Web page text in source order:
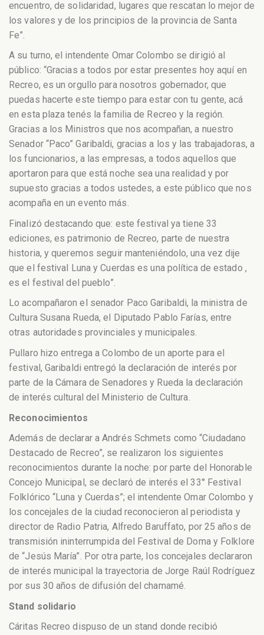
encuentro, de solidaridad, lugares que rescatan lo mejor de
los valores y de los principios de la provincia de Santa
Fe”.
A su turno, el intendente Omar Colombo se dirigió al
público: “Gracias a todos por estar presentes hoy aquí en
Recreo, es un orgullo para nosotros gobernador, que
puedas hacerte este tiempo para estar con tu gente, acá
en esta plaza tenés la familia de Recreo y la región.
Gracias a los Ministros que nos acompañan, a nuestro
Senador “Paco” Garibaldi, gracias a los y las trabajadoras, a
los funcionarios, a las empresas, a todos aquellos que
aportaron para que está noche sea una realidad y por
supuesto gracias a todos ustedes, a este público que nos
acompaña en un evento más.
Finalizó destacando que: este festival ya tiene 33
ediciones, es patrimonio de Recreo, parte de nuestra
historia, y queremos seguir manteniéndolo, una vez dije
que el festival Luna y Cuerdas es una política de estado ,
es el festival del pueblo”.
Lo acompañaron el senador Paco Garibaldi, la ministra de
Cultura Susana Rueda, el Diputado Pablo Farías, entre
otras autoridades provinciales y municipales.
Pullaro hizo entrega a Colombo de un aporte para el
festival, Garibaldi entregó la declaración de interés por
parte de la Cámara de Senadores y Rueda la declaración
de interés cultural del Ministerio de Cultura.
Reconocimientos
Además de declarar a Andrés Schmets como “Ciudadano
Destacado de Recreo”, se realizaron los siguientes
reconocimientos durante la noche: por parte del Honorable
Concejo Municipal, se declaró de interés el 33° Festival
Folklórico “Luna y Cuerdas”; el intendente Omar Colombo y
los concejales de la ciudad reconocieron al periodista y
director de Radio Patria, Alfredo Baruffato, por 25 años de
transmisión ininterrumpida del Festival de Doma y Folklore
de “Jesús María”. Por otra parte, los concejales declararon
de interés municipal la trayectoria de Jorge Raúl Rodríguez
por sus 30 años de difusión del chamamé.
Stand solidario
Cáritas Recreo dispuso de un stand donde recibió